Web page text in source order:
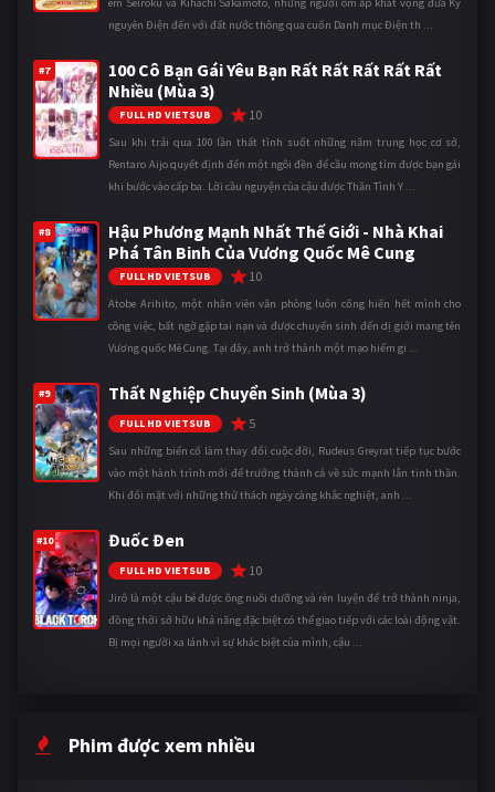
nguyên Điện đến với đất nước thông qua cuốn Danh mục Điện th ...
#7
100 Cô Bạn Gái Yêu Bạn Rất Rất Rất Rất Rất
Nhiều (Mùa 3)
FULL HD VIETSUB 10
Sau khi trải qua 100 lần thất tình suốt những năm trung học cơ sở,
Rentaro Aijo quyết định đến một ngôi đền để cầu mong tìm được bạn gái
khi bước vào cấp ba. Lời cầu nguyện của cậu được Thần Tình Y ...
#8
Hậu Phương Mạnh Nhất Thế Giới - Nhà Khai
Phá Tân Binh Của Vương Quốc Mê Cung
FULL HD VIETSUB 10
Atobe Arihito, một nhân viên văn phòng luôn cống hiến hết mình cho
công việc, bất ngờ gặp tai nạn và được chuyển sinh đến dị giới mang tên
Vương quốc Mê Cung. Tại đây, anh trở thành một mạo hiểm gi ...
#9 Thất Nghiệp Chuyển Sinh (Mùa 3)
FULL HD VIETSUB 5
Sau những biến cố làm thay đổi cuộc đời, Rudeus Greyrat tiếp tục bước
vào một hành trình mới để trưởng thành cả về sức mạnh lẫn tinh thần.
Khi đối mặt với những thử thách ngày càng khắc nghiệt, anh ...
#10 Đuốc Đen
FULL HD VIETSUB 10
Jirô là một cậu bé được ông nuôi dưỡng và rèn luyện để trở thành ninja,
đồng thời sở hữu khả năng đặc biệt có thể giao tiếp với các loài động vật.
Bị mọi người xa lánh vì sự khác biệt của mình, cậu ...
Phim được xem nhiều